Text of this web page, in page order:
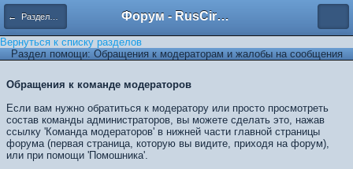
← Разделы помощи Форум - RusCircus.ru
Вернуться к списку разделов
Раздел помощи: Обращения к модераторам и жалобы на сообщения
Обращения к команде модераторов
Если вам нужно обратиться к модератору или просто просмотреть
состав команды администраторов, вы можете сделать это, нажав
ссылку 'Команда модераторов' в нижней части главной страницы
форума (первая страница, которую вы видите, приходя на форум),
или при помощи 'Помошника'.